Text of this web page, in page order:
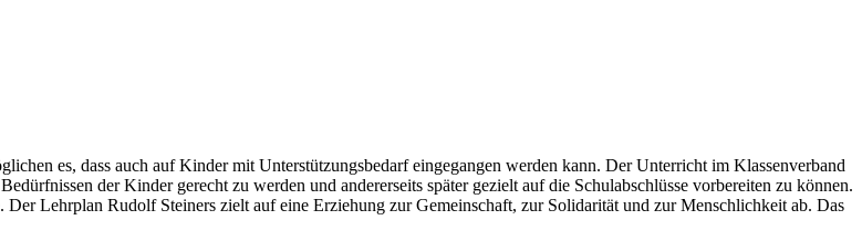
es, dass auch auf Kinder mit Unterstützungsbedarf eingegangen werden kann. Der Unterricht im Klassenverband
der Kinder gerecht zu werden und andererseits später gezielt auf die Schulabschlüsse vorbereiten zu können.
Lehrplan Rudolf Steiners zielt auf eine Erziehung zur Gemeinschaft, zur Solidarität und zur Menschlichkeit ab. Das